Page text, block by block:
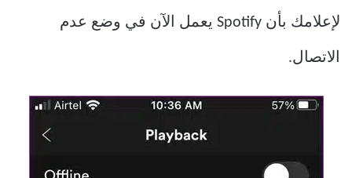
لإعلامك بأن Spotify يعمل الآن في وضع عدم
الاتصال.